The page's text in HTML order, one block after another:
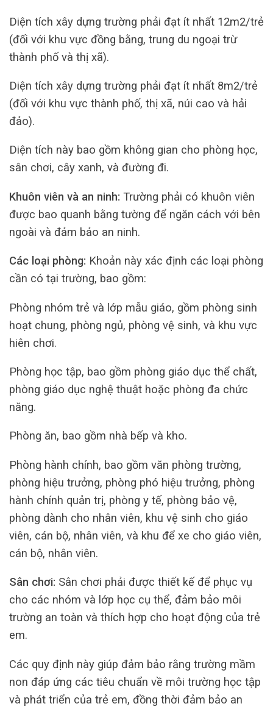
Diện tích xây dựng trường phải đạt ít nhất 12m2/trẻ
(đối với khu vực đồng bằng, trung du ngoại trừ
thành phố và thị xã).
Diện tích xây dựng trường phải đạt ít nhất 8m2/trẻ
(đối với khu vực thành phố, thị xã, núi cao và hải
đảo).
Diện tích này bao gồm không gian cho phòng học,
sân chơi, cây xanh, và đường đi.
Khuôn viên và an ninh: Trường phải có khuôn viên
được bao quanh bằng tường để ngăn cách với bên
ngoài và đảm bảo an ninh.
Các loại phòng: Khoản này xác định các loại phòng
cần có tại trường, bao gồm:
Phòng nhóm trẻ và lớp mẫu giáo, gồm phòng sinh
hoạt chung, phòng ngủ, phòng vệ sinh, và khu vực
hiên chơi.
Phòng học tập, bao gồm phòng giáo dục thể chất,
phòng giáo dục nghệ thuật hoặc phòng đa chức
năng.
Phòng ăn, bao gồm nhà bếp và kho.
Phòng hành chính, bao gồm văn phòng trường,
phòng hiệu trưởng, phòng phó hiệu trưởng, phòng
hành chính quản trị, phòng y tế, phòng bảo vệ,
phòng dành cho nhân viên, khu vệ sinh cho giáo
viên, cán bộ, nhân viên, và khu để xe cho giáo viên,
cán bộ, nhân viên.
Sân chơi: Sân chơi phải được thiết kế để phục vụ
cho các nhóm và lớp học cụ thể, đảm bảo môi
trường an toàn và thích hợp cho hoạt động của trẻ
em.
Các quy định này giúp đảm bảo rằng trường mầm
non đáp ứng các tiêu chuẩn về môi trường học tập
và phát triển của trẻ em, đồng thời đảm bảo an